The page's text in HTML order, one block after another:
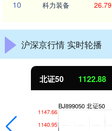
10 科力装备 26.79
沪深京行情 实时轮播
北证50 1122.88